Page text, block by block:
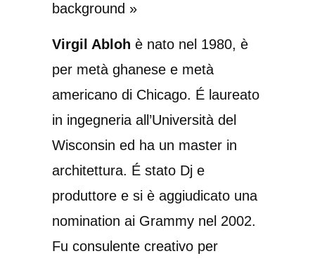
background »
Virgil Abloh è nato nel 1980, è
per metà ghanese e metà
americano di Chicago. É laureato
in ingegneria all’Università del
Wisconsin ed ha un master in
architettura. É stato Dj e
produttore e si è aggiudicato una
nomination ai Grammy nel 2002.
Fu consulente creativo per